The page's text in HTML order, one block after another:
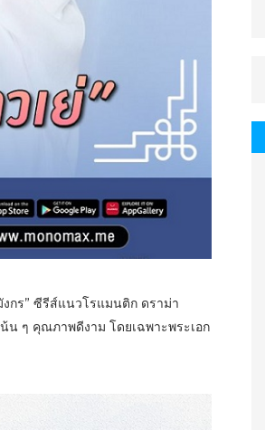
กร” ซีรีส์แนวโรแมนติก ดราม่า
น ๆ คุณภาพดีงาม โดยเฉพาะพระเอก